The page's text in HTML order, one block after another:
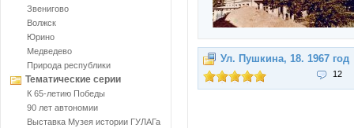
Звенигово
Волжск
Юрино
Медведево
Природа республики
Тематические серии
К 65-летию Победы
90 лет автономии
Выставка Музея истории ГУЛАГа
Ул. Пушкина, 18. 1967 год
12